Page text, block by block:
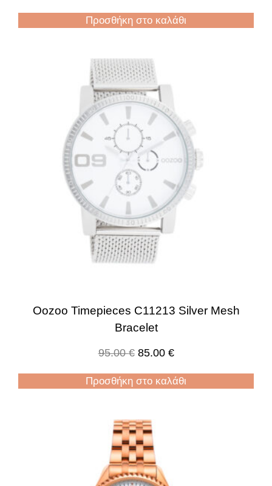
Προσθήκη στο καλάθι
Oozoo Timepieces C11213 Silver Mesh
Bracelet
95.00€ 85.00 €
Προσθήκη στο καλάθι